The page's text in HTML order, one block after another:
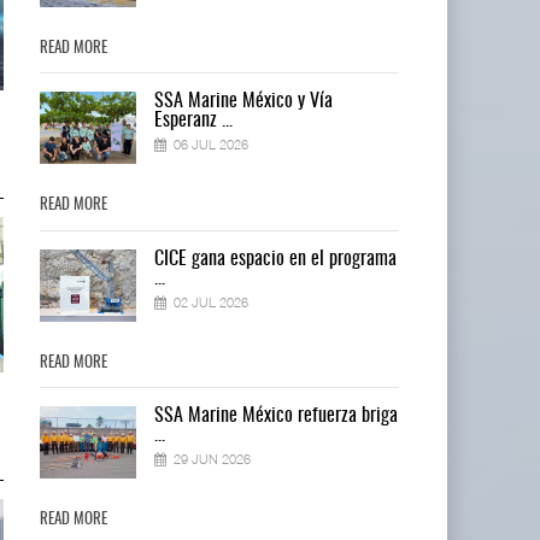
AMANAC, treinta y nueve años
navegando el cam ...
05 AGO 2026
carga suelta y s ...
05 AGO 2026
carga suelta y s ...
READ MORE
SSA Marine México y Vía
Esperanz ...
06 JUL 2026
READ MORE
CICE gana espacio en el programa
02 JUL 2026
READ MORE
SSA Marine México refuerza briga
...
29 JUN 2026
READ MORE